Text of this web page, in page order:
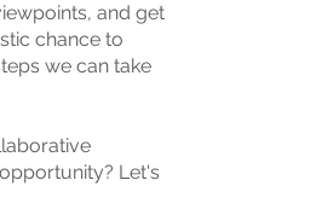
and get
chance to
we can take
Let's